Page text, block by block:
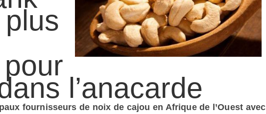
l’anacarde
fournisseurs de noix de cajou en Afrique de l’Ouest avec